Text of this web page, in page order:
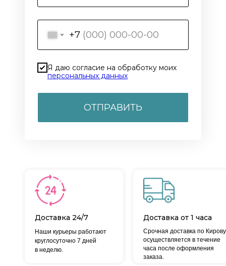
+7
Я даю согласие на обработку моих
персональных данных
ОТПРАВИТЬ
Доставка 24/7
Срочная доставка по Кирову
осуществляется в течение
часа после оформления
заказа.
Наши курьеры работают
круглосуточно 7 дней
в неделю.
Доставка от 1 часа